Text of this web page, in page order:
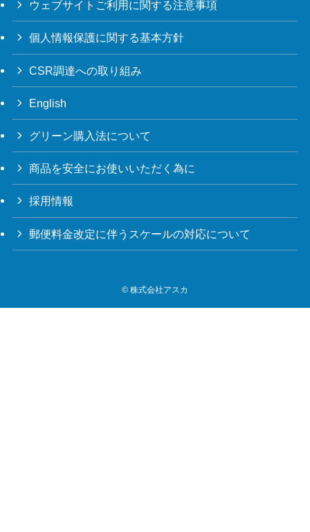
ウェブサイトご利用に関する注意事項
個人情報保護に関する基本方針
CSR調達への取り組み
English
グリーン購入法について
商品を安全にお使いいただく為に
採用情報
郵便料金改定に伴うスケールの対応について
© 株式会社アスカ